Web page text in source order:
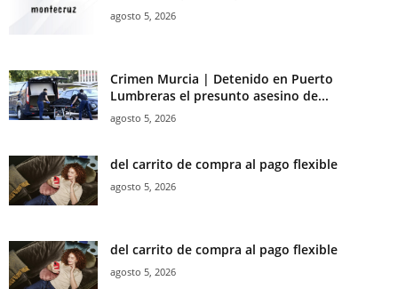
agosto 5, 2026
Crimen Murcia | Detenido en Puerto
Lumbreras el presunto asesino de...
agosto 5, 2026
del carrito de compra al pago flexible
agosto 5, 2026
del carrito de compra al pago flexible
agosto 5, 2026